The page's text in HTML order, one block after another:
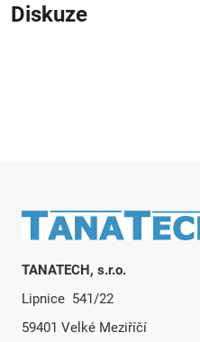
Diskuze
Zápatí
TANATECH, s.r.o.
Lipnice 541/22
59401 Velké Meziříčí